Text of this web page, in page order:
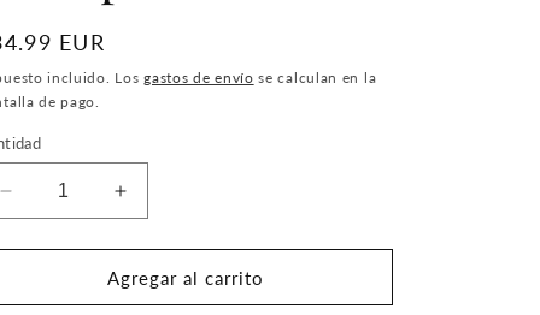
EUR
incluido. Losgastos de envío se calculan en la
de pago.
Reducir
cantidad
para
de
Aumentar
cantidad
para
Bolso
de
Agregar al carrito